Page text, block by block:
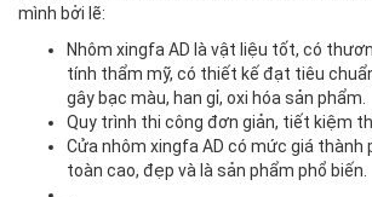
mình bởi lẽ:
Nhôm xingfa AD là vật liệu tốt, có
tính thẩm mỹ, có thiết kế đạt tiêu
gây bạc màu, han gỉ, oxi hóa sản phẩm.
Quy trình thi công đơn giản, tiết kiệm
Cửa nhôm xingfa AD có mức giá thành
toàn cao, đẹp và là sản phẩm phổ biến.